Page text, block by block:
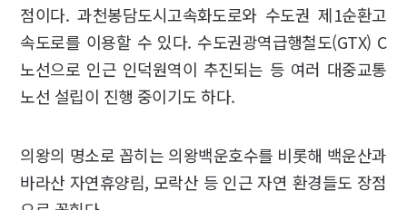
점이다. 과천봉담도시고속화도로와 수도권 제1순환고
속도로를 이용할 수 있다. 수도권광역급행철도(GTX) C
노선으로 인근 인덕원역이 추진되는 등 여러 대중교통
노선 설립이 진행 중이기도 하다.
의왕의 명소로 꼽히는 의왕백운호수를 비롯해 백운산과
바라산 자연휴양림, 모락산 등 인근 자연 환경들도 장점